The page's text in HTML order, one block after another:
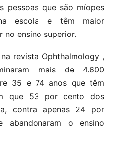
pessoas que são míopes
escola e têm maior
no ensino superior.
revista Ophthalmology ,
mais de 4.600
35 e 74 anos que têm
que 53 por cento dos
contra apenas 24 por
abandonaram o ensino